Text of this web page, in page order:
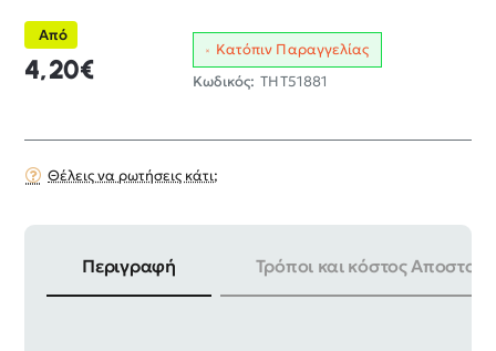
Από
4,20€
Κατόπιν Παραγγελίας
Κωδικός: THT51881
Θέλεις να ρωτήσεις κάτι;
Περιγραφή Τρόποι και κόστος
ΜΗΚΟΣ | 200mm ΥΛΙΚΟ | ΑΤΣΑΛΙ